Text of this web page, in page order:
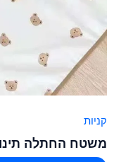
קניות
משטח החתלה